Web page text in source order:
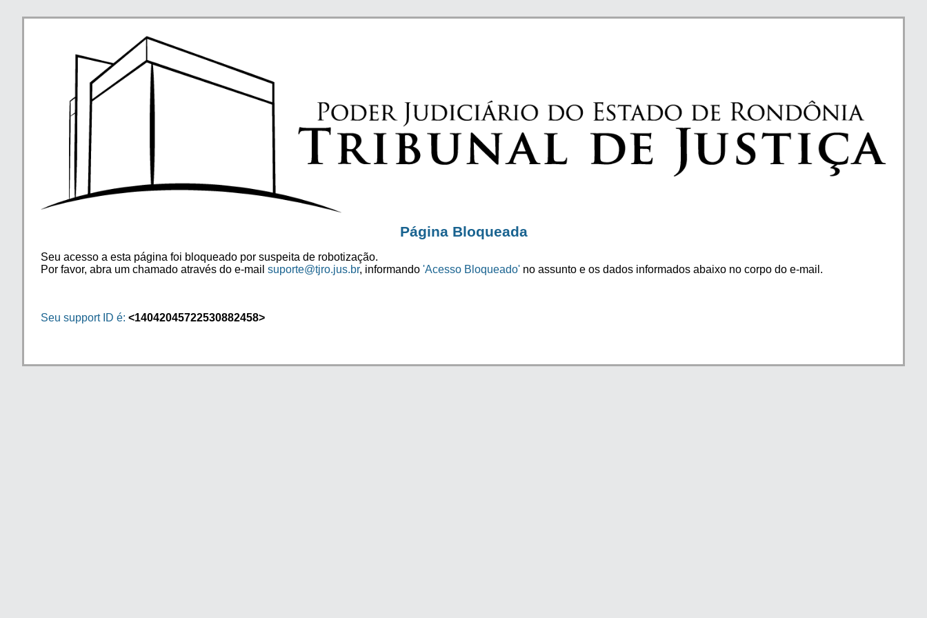
Página Bloqueada
Seu acesso a esta página foi bloqueado por suspeita de robotização.
Por favor, abra um chamado através do e-mail suporte@tjro.jus.br, informando 'Acesso Bloqueado' no assunto e os dados informados abaixo no corpo do e-mail.
Seu support ID é: <14042045722530882458>